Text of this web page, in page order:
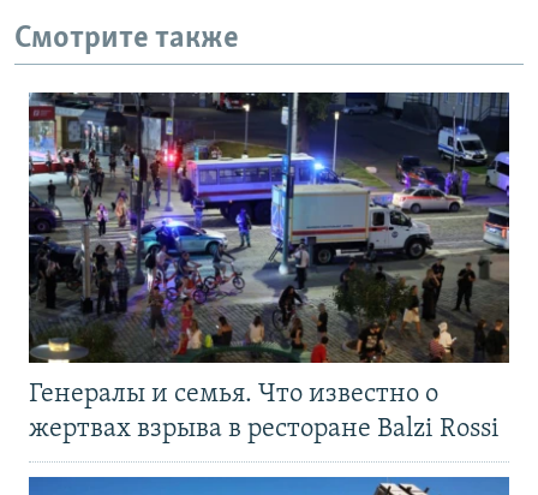
Смотрите также
Генералы и семья. Что известно о
жертвах взрыва в ресторане Balzi Rossi